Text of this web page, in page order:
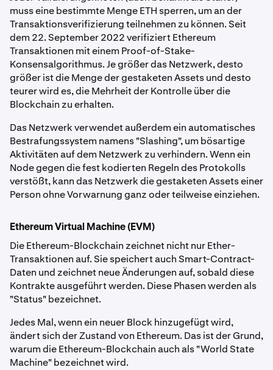
muss eine bestimmte Menge ETH sperren, um an der
Transaktionsverifizierung teilnehmen zu können. Seit
dem 22. September 2022 verifiziert Ethereum
Transaktionen mit einem Proof-of-Stake-
Konsensalgorithmus. Je größer das Netzwerk, desto
größer ist die Menge der gestaketen Assets und desto
teurer wird es, die Mehrheit der Kontrolle über die
Blockchain zu erhalten.
Das Netzwerk verwendet außerdem ein automatisches
Bestrafungssystem namens "Slashing", um bösartige
Aktivitäten auf dem Netzwerk zu verhindern. Wenn ein
Node gegen die fest kodierten Regeln des Protokolls
verstößt, kann das Netzwerk die gestaketen Assets einer
Person ohne Vorwarnung ganz oder teilweise einziehen.
Ethereum Virtual Machine (EVM)
Die Ethereum-Blockchain zeichnet nicht nur Ether-
Transaktionen auf. Sie speichert auch Smart-Contract-
Daten und zeichnet neue Änderungen auf, sobald diese
Kontrakte ausgeführt werden. Diese Phasen werden als
"Status" bezeichnet.
Jedes Mal, wenn ein neuer Block hinzugefügt wird,
ändert sich der Zustand von Ethereum. Das ist der Grund,
warum die Ethereum-Blockchain auch als "World State
Machine" bezeichnet wird.